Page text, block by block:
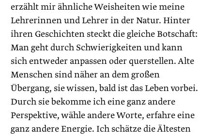
erzählt mir ähnliche Weisheiten wie meine
Lehrerinnen und Lehrer in der Natur. Hinter
ihren Geschichten steckt die gleiche Botschaft:
Man geht durch Schwierigkeiten und kann
sich entweder anpassen oder querstellen. Alte
Menschen sind näher an dem großen
Übergang, sie wissen, bald ist das Leben vorbei.
Durch sie bekomme ich eine ganz andere
Perspektive, wähle andere Worte, erfahre eine
ganz andere Energie. Ich schätze die Ältesten